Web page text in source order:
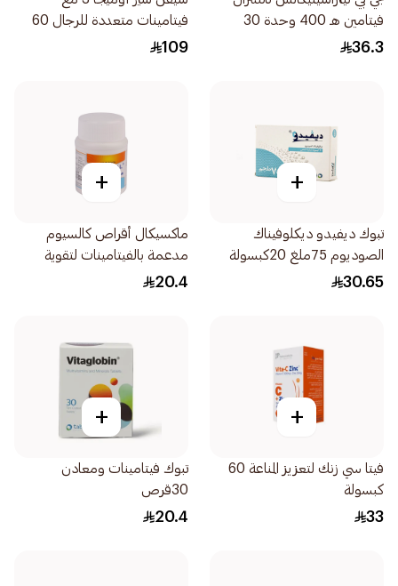
فيتامين هـ 400 وحدة 30
كبسولة
36.3
فيتامينات متعددة للرجال 60
كبسولة
109
+
تبوك ديفيدو ديكلوفيناك
الصوديوم 75ملغ 20كبسولة
30.65
+
ماكسيكال أقراص كالسيوم
مدعمة بالفيتامينات لتقوية
العظام 30ااقراص
20.4
+
فيتا سي زنك لتعزيز المناعة 60
كبسولة
33
+
تبوك فيتامينات ومعادن
30قرص
20.4